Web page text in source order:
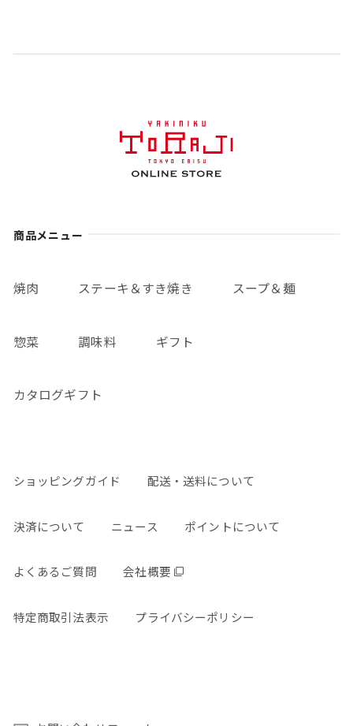
商品メニュー
焼肉 ステーキ＆すき焼き スープ＆麺
惣菜 調味料 ギフト
カタログギフト
ショッピングガイド 配送・送料について
決済について ニュース ポイントについて
よくあるご質問 会社概要
特定商取引法表示 プライバシーポリシー